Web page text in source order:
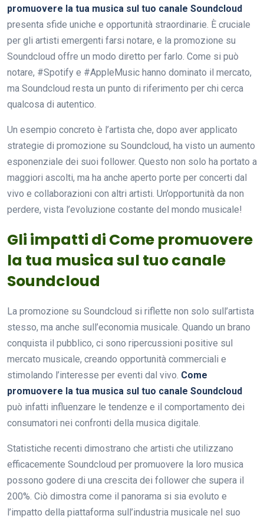
promuovere la tua musica sul tuo canale Soundcloud
presenta sfide uniche e opportunità straordinarie. È cruciale
per gli artisti emergenti farsi notare, e la promozione su
Soundcloud offre un modo diretto per farlo. Come si può
notare, #Spotify e #AppleMusic hanno dominato il mercato,
ma Soundcloud resta un punto di riferimento per chi cerca
qualcosa di autentico.
Un esempio concreto è l’artista che, dopo aver applicato
strategie di promozione su Soundcloud, ha visto un aumento
esponenziale dei suoi follower. Questo non solo ha portato a
maggiori ascolti, ma ha anche aperto porte per concerti dal
vivo e collaborazioni con altri artisti. Un’opportunità da non
perdere, vista l’evoluzione costante del mondo musicale!
Gli impatti di Come promuovere
la tua musica sul tuo canale
Soundcloud
La promozione su Soundcloud si riflette non solo sull’artista
stesso, ma anche sull’economia musicale. Quando un brano
conquista il pubblico, ci sono ripercussioni positive sul
mercato musicale, creando opportunità commerciali e
stimolando l’interesse per eventi dal vivo. Come
promuovere la tua musica sul tuo canale Soundcloud
può infatti influenzare le tendenze e il comportamento dei
consumatori nei confronti della musica digitale.
Statistiche recenti dimostrano che artisti che utilizzano
efficacemente Soundcloud per promuovere la loro musica
possono godere di una crescita dei follower che supera il
200%. Ciò dimostra come il panorama si sia evoluto e
l’impatto della piattaforma sull’industria musicale nel suo